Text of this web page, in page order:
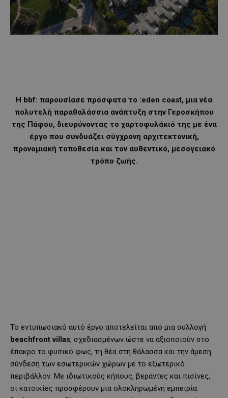
Η bbf: παρουσίασε πρόσφατα το :eden coast, μια νέα
πολυτελή παραθαλάσσια ανάπτυξη στην Γεροσκήπου
της Πάφου, διευρύνοντας το χαρτοφυλάκιό της με ένα
έργο που συνδυάζει σύγχρονη αρχιτεκτονική,
προνομιακή τοποθεσία και τον αυθεντικό, μεσογειακό
τρόπο ζωής.
Το εντυπωσιακό αυτό έργο αποτελείται από μια συλλογή
beachfront villas, σχεδιασμένων ώστε να αξιοποιούν στο
έπακρο το φυσικό φως, τη θέα στη θάλασσα και την άμεση
σύνδεση των εσωτερικών χώρων με το εξωτερικό
περιβάλλον. Με ιδιωτικούς κήπους, βεράντες και πισίνες,
οι κατοικίες προσφέρουν μια ολοκληρωμένη εμπειρία